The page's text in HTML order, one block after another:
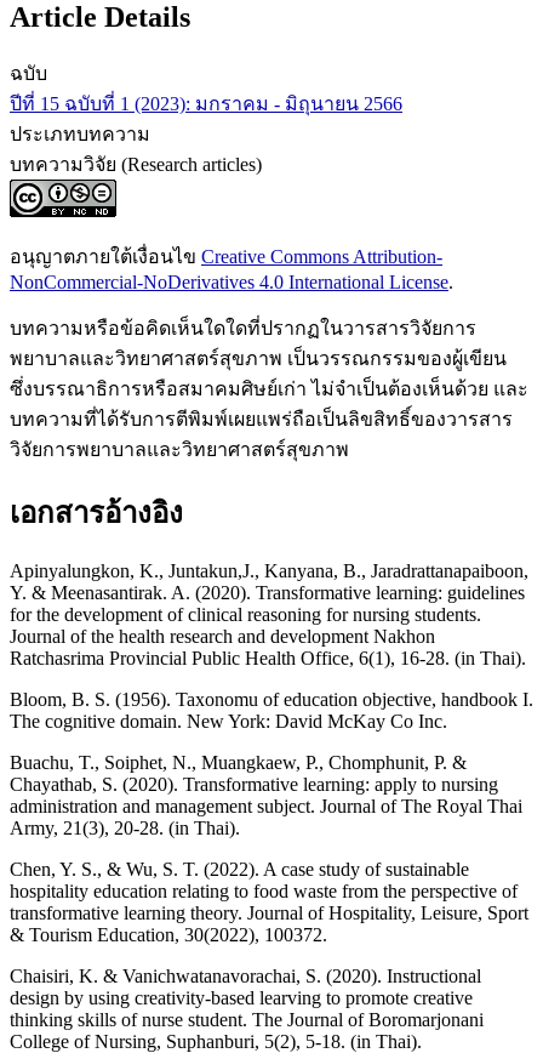
Article Details
ฉบับ
ปีที่ 15 ฉบับที่ 1 (2023): มกราคม - มิถุนายน 2566
ประเภทบทความ
บทความวิจัย (Research articles)
อนุญาตภายใต้เงื่อนไข Creative Commons Attribution-
NonCommercial-NoDerivatives 4.0 International License.
บทความหรือข้อคิดเห็นใดใดที่ปรากฏในวารสารวิจัยการ
พยาบาลและวิทยาศาสตร์สุขภาพ เป็นวรรณกรรมของผู้เขียน
ซึ่งบรรณาธิการหรือสมาคมศิษย์เก่า ไม่จำเป็นต้องเห็นด้วย และ
บทความที่ได้รับการตีพิมพ์เผยแพร่ถือเป็นลิขสิทธิ์ของวารสาร
วิจัยการพยาบาลและวิทยาศาสตร์สุขภาพ
เอกสารอ้างอิง
Apinyalungkon, K., Juntakun,J., Kanyana, B., Jaradrattanapaiboon,
Y. & Meenasantirak. A. (2020). Transformative learning: guidelines
for the development of clinical reasoning for nursing students.
Journal of the health research and development Nakhon
Ratchasrima Provincial Public Health Office, 6(1), 16-28. (in Thai).
Bloom, B. S. (1956). Taxonomu of education objective, handbook I.
The cognitive domain. New York: David McKay Co Inc.
Buachu, T., Soiphet, N., Muangkaew, P., Chomphunit, P. &
Chayathab, S. (2020). Transformative learning: apply to nursing
administration and management subject. Journal of The Royal Thai
Army, 21(3), 20-28. (in Thai).
Chen, Y. S., & Wu, S. T. (2022). A case study of sustainable
hospitality education relating to food waste from the perspective of
transformative learning theory. Journal of Hospitality, Leisure, Sport
& Tourism Education, 30(2022), 100372.
Chaisiri, K. & Vanichwatanavorachai, S. (2020). Instructional
design by using creativity-based learving to promote creative
thinking skills of nurse student. The Journal of Boromarjonani
College of Nursing, Suphanburi, 5(2), 5-18. (in Thai).